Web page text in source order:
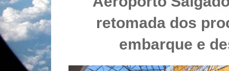
retomada dos
embarque e